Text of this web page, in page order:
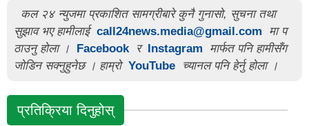
कल २४ न्युजमा प्रकाशित सामग्रीबारे कुनै गुनासो, सुचना तथा
सुझाव भए हामीलाई call24news.media@gmail.com
मा प
ठाउनु होला ।
Facebook र Instagram
मार्फत पनि हामीसँग
जोडिन सक्नुहुनेछ । हाम्रो YouTube च्यानल पनि हेर्नु होला ।
प्रतिक्रिया दिनुहोस्